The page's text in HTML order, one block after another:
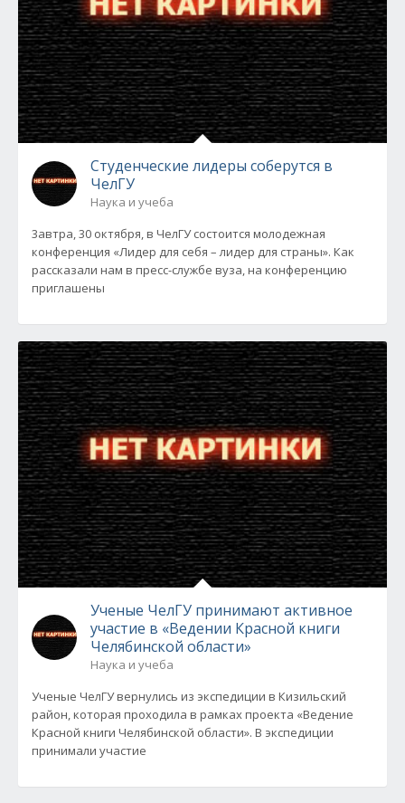
Студенческие лидеры соберутся в
ЧелГУ
Наука и учеба
3автра, 30 октября, в ЧелГУ состоится молодежная
конференция «Лидер для себя – лидер для страны». Как
рассказали нам в пресс-службе вуза, на конференцию
приглашены
Ученые ЧелГУ принимают активное
участие в «Ведении Красной книги
Челябинской области»
Наука и учеба
Ученые ЧелГУ вернулись из экспедиции в Кизильский
район, которая проходила в рамках проекта «Ведение
Красной книги Челябинской области». В экспедиции
принимали участие